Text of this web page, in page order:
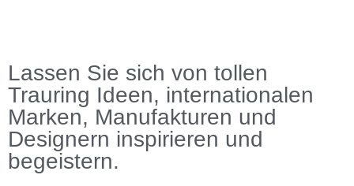
Lassen Sie sich von tollen
Trauring Ideen, internationalen
Marken, Manufakturen und
Designern inspirieren und
begeistern.